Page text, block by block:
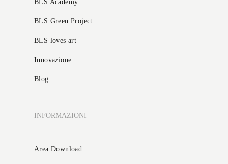
BLS Academy
BLS Green Project
BLS loves art
Innovazione
Blog
INFORMAZIONI
Area Download